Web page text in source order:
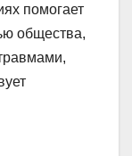
помогает
общества,